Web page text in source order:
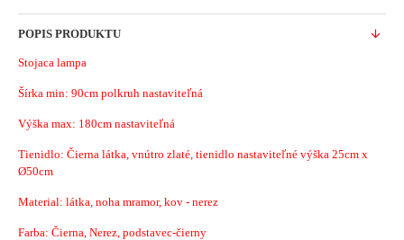
POPIS PRODUKTU
Stojaca lampa
Šírka min: 90cm polkruh nastaviteľná
Výška max: 180cm nastaviteľná
Tienidlo: Čierna látka, vnútro zlaté, tienidlo nastaviteľné výška 25cm x
Ø50cm
Material: látka, noha mramor, kov - nerez
Farba: Čierna, Nerez, podstavec-čierny